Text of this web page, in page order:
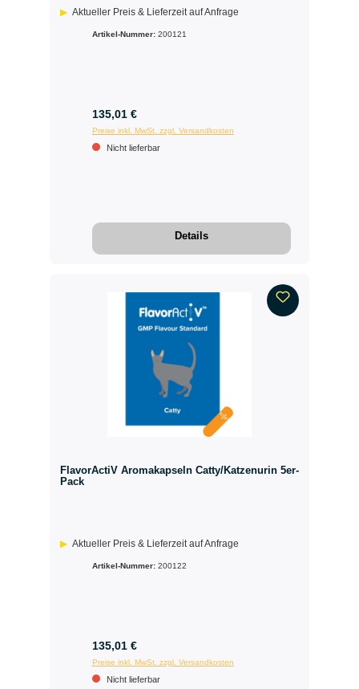
Aktueller Preis & Lieferzeit auf Anfrage
Artikel-Nummer: 200121
135,01 €
Preise inkl. MwSt. zzgl. Versandkosten
Nicht lieferbar
Details
FlavorActiV Aromakapseln Catty/Katzenurin 5er-
Pack
Aktueller Preis & Lieferzeit auf Anfrage
Artikel-Nummer: 200122
135,01 €
Preise inkl. MwSt. zzgl. Versandkosten
Nicht lieferbar